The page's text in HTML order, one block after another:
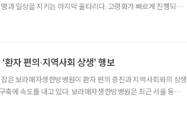
과 일상을 지키는 마지막 울타리다. 고령화가 빠르게 진행되는
자 편의∙지역사회 상생’ 행보
은 보라매자생한방병원이 환자 편의 증진과 지역사회와의 상생
축에 속도를 내고 있다. 보라매자생한방병원은 최근 서울 동작